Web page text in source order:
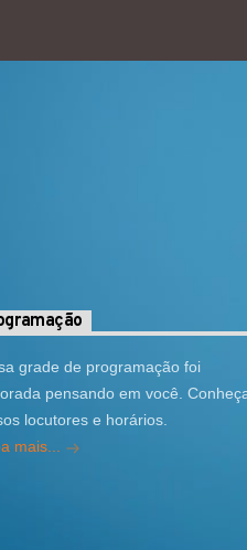
grade de programação foi
pensando em você.
locutores e horários.
mais...